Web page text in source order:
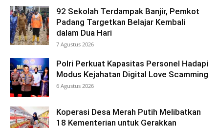
92 Sekolah Terdampak Banjir, Pemkot
Padang Targetkan Belajar Kembali
dalam Dua Hari
7 Agustus 2026
Polri Perkuat Kapasitas Personel Hadapi
Modus Kejahatan Digital Love Scamming
6 Agustus 2026
Koperasi Desa Merah Putih Melibatkan
18 Kementerian untuk Gerakkan